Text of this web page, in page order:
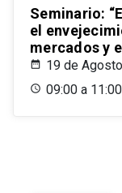
Seminario:
el
mercados y
19 de
09:00 a 11:00